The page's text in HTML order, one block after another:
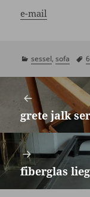
e-mail
kategorien
sessel,sofa
Beitragsnavigation
Vorheriger
Beitrag:
grete jalk
Nächster
Beitrag:
fiberglas